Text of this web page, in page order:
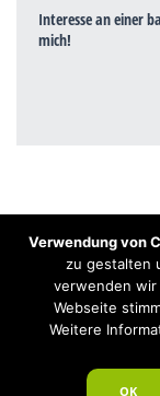
Interesse an einer
mich!
Hinweis: Trotz
Elektrosmog und
praktischen
Elektrosmog und
Ähnliches galt auch
Homöopathie. Sie
Spezialist für gesunden
Verwendung von
zu gestalten
verwenden
Webseite
Weitere
OK